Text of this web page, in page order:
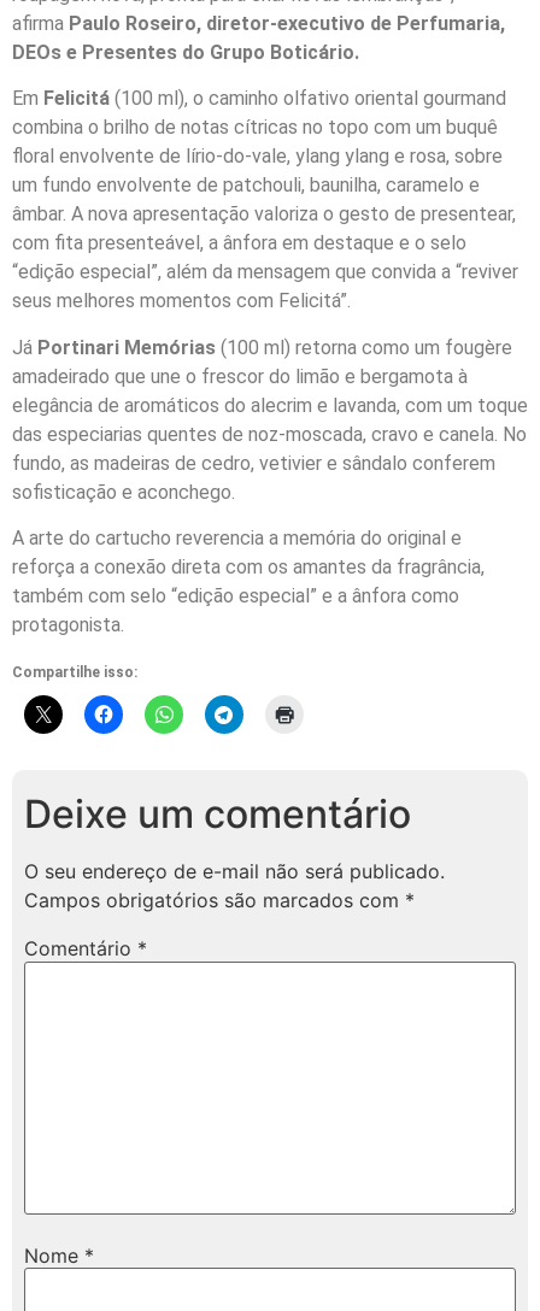
afirma Paulo Roseiro, diretor-executivo de Perfumaria,
DEOs e Presentes do Grupo Boticário.
Em Felicitá (100 ml), o caminho olfativo oriental gourmand
combina o brilho de notas cítricas no topo com um buquê
floral envolvente de lírio-do-vale, ylang ylang e rosa, sobre
um fundo envolvente de patchouli, baunilha, caramelo e
âmbar. A nova apresentação valoriza o gesto de presentear,
com fita presenteável, a ânfora em destaque e o selo
“edição especial”, além da mensagem que convida a “reviver
seus melhores momentos com Felicitá”.
Já Portinari Memórias (100 ml) retorna como um fougère
amadeirado que une o frescor do limão e bergamota à
elegância de aromáticos do alecrim e lavanda, com um toque
das especiarias quentes de noz-moscada, cravo e canela. No
fundo, as madeiras de cedro, vetivier e sândalo conferem
sofisticação e aconchego.
A arte do cartucho reverencia a memória do original e
reforça a conexão direta com os amantes da fragrância,
também com selo “edição especial” e a ânfora como
protagonista.
Compartilhe isso:
Deixe um comentário
O seu endereço de e-mail não será publicado.
Campos obrigatórios são marcados com *
Comentário *
Nome *